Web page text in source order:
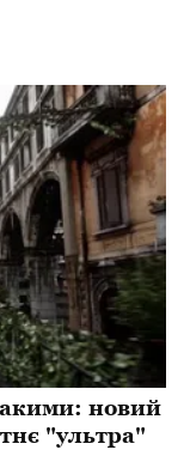
новий
"ультра"